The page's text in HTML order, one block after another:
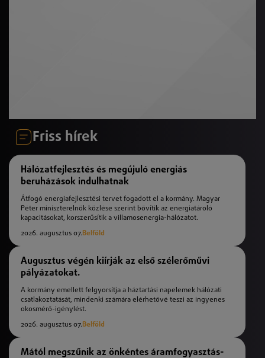
Friss hírek
Hálózatfejlesztés és megújuló energiás
beruházások indulhatnak
Átfogó energiafejlesztési tervet fogadott el a kormány. Magyar
Péter miniszterelnök közlése szerint bővítik az energiatároló
kapacitásokat, korszerűsítik a villamosenergia-hálózatot.
2026. augusztus 07.Belföld
Augusztus végén kiírják az első szélerőművi
pályázatokat.
A kormány emellett felgyorsítja a háztartási napelemek hálózati
csatlakoztatását, mindenki számára elérhetővé teszi az ingyenes
okosmérő-igénylést.
2026. augusztus 07.Belföld
Mától megszűnik az önkéntes áramfogyasztás-